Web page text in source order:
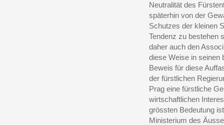
Neutralität des
späterhin von der
Schutzes der kleinen
Tendenz zu bestehen
daher auch den
diese Weise in seinen
Beweis für diese
der fürstlichen
Prag eine fürstliche
wirtschaftlichen
grössten Bedeutung
Ministerium des